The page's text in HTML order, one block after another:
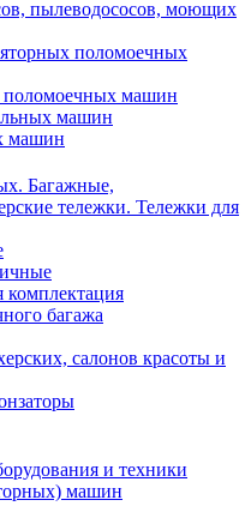
пылеводососов, моющих
поломоечных
поломоечных машин
машин
машин
Багажные,
тележки. Тележки для
комплектация
багажа
салонов красоты и
и техники
машин